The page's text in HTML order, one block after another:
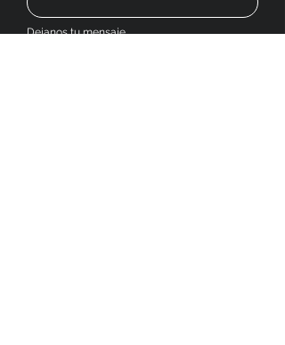
Dejanos tu mensaje